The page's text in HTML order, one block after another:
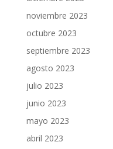
noviembre 2023
octubre 2023
septiembre 2023
agosto 2023
julio 2023
junio 2023
mayo 2023
abril 2023